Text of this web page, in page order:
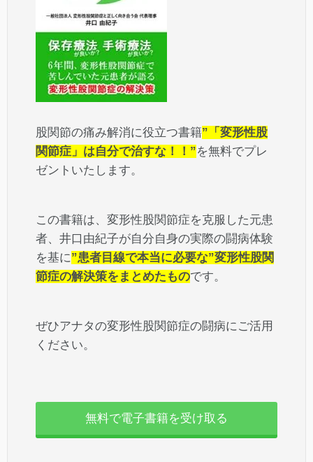
股関節の痛み解消に役立つ書籍”「変形性股
関節症」は自分で治すな！！”を無料でプレ
ゼントいたします。
この書籍は、変形性股関節症を克服した元患
者、井口由紀子が自分自身の実際の闘病体験
を基に”患者目線で本当に必要な”変形性股関
節症の解決策をまとめたものです。
ぜひアナタの変形性股関節症の闘病にご活用
ください。
無料で電子書籍を受け取る